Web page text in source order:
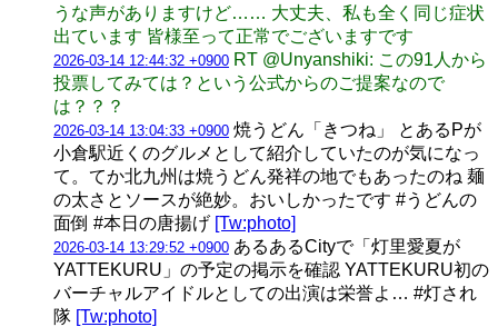
うな声がありますけど…… 大丈夫、私も全く同じ症状
出ています 皆様至って正常でございますです
2026-03-14 12:44:32 +0900 RT @Unyanshiki: この91人から
投票してみては？という公式からのご提案なので
は？？？
2026-03-14 13:04:33 +0900 焼うどん「きつね」 とあるPが
小倉駅近くのグルメとして紹介していたのが気になっ
て。てか北九州は焼うどん発祥の地でもあったのね 麺
の太さとソースが絶妙。おいしかったです #うどんの
面倒 #本日の唐揚げ [Tw:photo]
2026-03-14 13:29:52 +0900 あるあるCityで「灯里愛夏が
YATTEKURU」の予定の掲示を確認 YATTEKURU初の
バーチャルアイドルとしての出演は栄誉よ… #灯され
隊 [Tw:photo]